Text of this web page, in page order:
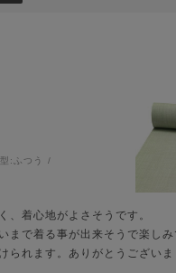
: ふつう
、着心地がよさそうです。
で着る事が出来そうで楽しみ
れます。ありがとうございま